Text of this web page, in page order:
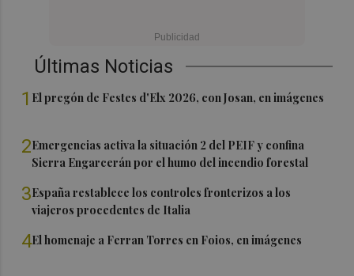
Últimas Noticias
1 El pregón de Festes d'Elx 2026, con Josan, en imágenes
2Emergencias activa la situación 2 del PEIF y confina
Sierra Engarcerán por el humo del incendio forestal
3España restablece los controles fronterizos a los
viajeros procedentes de Italia
4El homenaje a Ferran Torres en Foios, en imágenes